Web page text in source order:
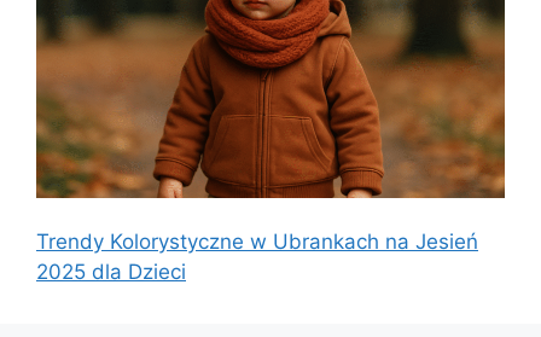
Trendy Kolorystyczne w Ubrankach na Jesień
2025 dla Dzieci